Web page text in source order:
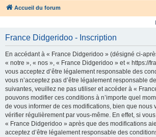
Accueil du forum
France Didgeridoo - Inscription
En accédant à « France Didgeridoo » (désigné ci-
« notre », « nos », « France Didgeridoo » et « https://
vous acceptez d’être légalement responsable des
vous n’acceptez pas d’être légalement responsable
suivantes, veuillez ne pas utiliser et accéder à «
pouvons modifier ces conditions à n’importe quel
de vous informer de ces modifications, bien que nous
vérifier régulièrement par vous-même. En effet, si
« France Didgeridoo » après que des modifications
acceptez d’être légalement responsable des